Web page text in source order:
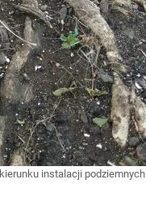
instalacji podziemnych